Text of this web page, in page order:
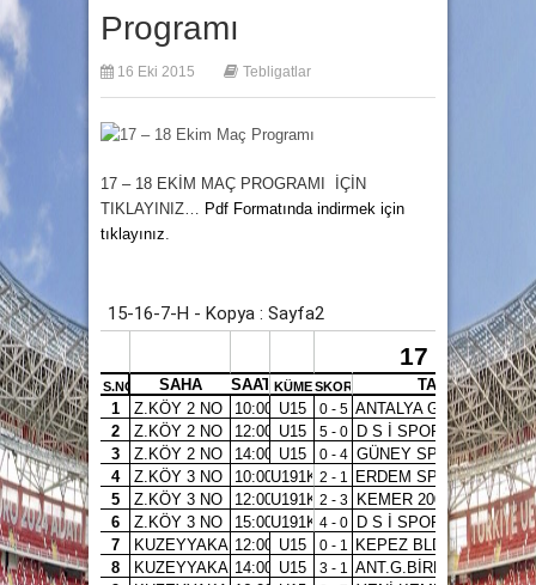
Programı
16 Eki 2015 Tebligatlar
17 – 18 EKİM MAÇ PROGRAMI
İÇİN
TIKLAYINIZ… Pdf Formatında indirmek için
tıklayınız.